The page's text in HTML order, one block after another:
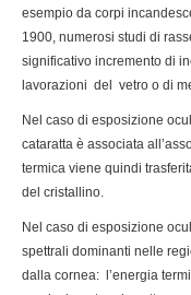
esempio da corpi
1900, numerosi studi di
significativo incremento di
lavorazioni del vetro o di
Nel caso di esposizione
cataratta è associata
termica viene quindi
del cristallino.
Nel caso di esposizione
spettrali dominanti nelle
dalla cornea: l’energia